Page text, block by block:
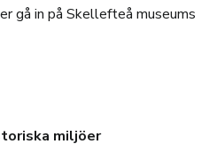
gå in på Skellefteå museums
miljöer